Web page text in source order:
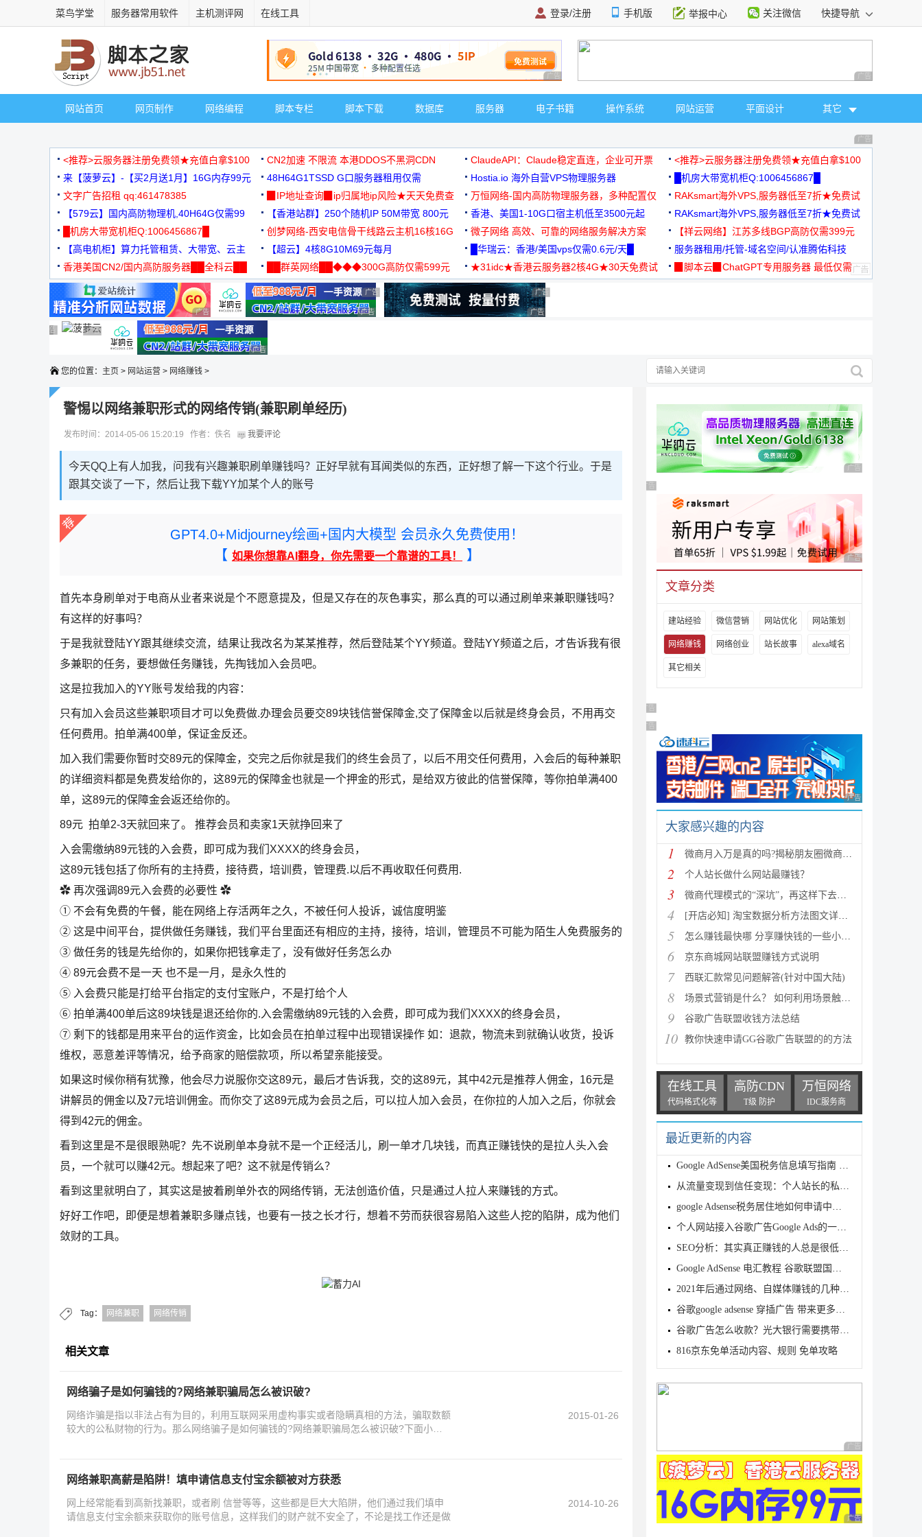
菜鸟学堂 服务器常用软件 主机测评网 在线工具 登录/注册 手机版 举报中心 关注微信 快捷导航
广告 商业广告，理性选择 广告 商业广告，理
网站首页 网页制作 网络编程 脚本专栏 脚本下载 数据库 服务器 电子书籍 操作系统 网站运营 平面设计 其它
广告 商业广告，理
<推荐>云服务器注册免费领★充值白拿$100 CN2加速 不限流 本港DDOS不黑洞CDN ClaudeAPI：Claude稳定直连，企业可开票
<推荐>云服务器注册免费领★充值白拿$100
来【菠萝云】-【买2月送1月】16G内存99元
48H64G1TSSD G口服务器租用仅需
3000+可免费测试
Hostia.io 海外自营VPS物理服务器
█机房大带宽机柜Q:1006456867█
文字广告招租 qq:461478385
▉IP地址查询▉ip归属地ip风险★天天免费查
万恒网络-国内高防物理服务器，多种配置仅
99元/月起
RAKsmart海外VPS,服务器低至7折★免费试
用★
【579云】国内高防物理机,40H64G仅需99
元
【香港站群】250个随机IP 50M带宽 800元 香港、美国1-10G口宿主机低至3500元起
RAKsmart海外VPS,服务器低至7折★免费试
用★
█机房大带宽机柜Q:1006456867█
创梦网络-西安电信骨干线路云主机16核16G
88元/月
微子网络 高效、可靠的网络服务解决方案
【祥云网络】江苏多线BGP高防仅需399元
【高电机柜】算力托管租赁、大带宽、云主
机
【超云】4核8G10M69元每月 █华瑞云：香港/美国vps仅需0.6元/天█
服务器租用/托管-域名空间/认准腾佑科技
香港美国CN2/国内高防服务器██全科云██
██群英网络██◆◆◆300G高防仅需599元
◆◆◆
★31idc★香港云服务器2核4G★30天免费试
用◆
▉脚本云▉ChatGPT专用服务器 最低仅需
广告 商业广告，理性选择 广告 商业广告，理性选择
广告 商业广告，理性选择
广告 商业广告，理性选择
广告 商业广告，理性选择
广告 商业广告，理性选择
广告 商业广告，理性选择
广告 商业广告，理性选择广告 商业广告，理性选择
广告 商业广告，理性选择
您的位置： 主页 > 网站运营 > 网络赚钱 >
警惕以网络兼职形式的网络传销(兼职刷单经历)
发布时间：2014-05-06 15:20:19 作者：佚名 我要评论
今天QQ上有人加我，问我有兴趣兼职刷单赚钱吗？正好早就有耳闻类似的东西，正好想了解一下这个行业。于是
跟其交谈了一下，然后让我下载YY加某个人的账号
GPT4.0+Midjourney绘画+国内大模型 会员永久免费使用！
【 如果你想靠AI翻身，你先需要一个靠谱的工具！ 】
首先本身刷单对于电商从业者来说是个不愿意提及，但是又存在的灰色事实，那么真的可以通过刷单来兼职赚钱吗？
有这样的好事吗？
于是我就登陆YY跟其继续交流，结果让我改名为某某推荐，然后登陆某个YY频道。登陆YY频道之后，才告诉我有很
多兼职的任务，要想做任务赚钱，先掏钱加入会员吧。
这是拉我加入的YY账号发给我的内容：
只有加入会员这些兼职项目才可以免费做.办理会员要交89块钱信誉保障金,交了保障金以后就是终身会员，不用再交
任何费用。拍单满400单，保证金反还。
加入我们需要你暂时交89元的保障金，交完之后你就是我们的终生会员了，以后不用交任何费用，入会后的每种兼职
的详细资料都是免费发给你的，这89元的保障金也就是一个押金的形式，是给双方彼此的信誉保障，等你拍单满400
单，这89元的保障金会返还给你的。
89元 拍单2-3天就回来了。 推荐会员和卖家1天就挣回来了
入会需缴纳89元钱的入会费，即可成为我们XXXX的终身会员，
这89元钱包括了你所有的主持费，接待费，培训费，管理费.以后不再收取任何费用.
✿ 再次强调89元入会费的必要性 ✿
① 不会有免费的午餐，能在网络上存活两年之久，不被任何人投诉，诚信度明鉴
② 这是中间平台，提供做任务赚钱，我们平台里面还有相应的主持，接待，培训，管理员不可能为陌生人免费服务的
③ 做任务的钱是先给你的，如果你把钱拿走了，没有做好任务怎么办
④ 89元会费不是一天 也不是一月，是永久性的
⑤ 入会费只能是打给平台指定的支付宝账户，不是打给个人
⑥ 拍单满400单后这89块钱是退还给你的.入会需缴纳89元钱的入会费，即可成为我们XXXX的终身会员，
⑦ 剩下的钱都是用来平台的运作资金，比如会员在拍单过程中出现错误操作 如：退款，物流未到就确认收货，投诉
维权，恶意差评等情况，给予商家的赔偿款项，所以希望亲能接受。
如果这时候你稍有犹豫，他会尽力说服你交这89元，最后才告诉我，交的这89元，其中42元是推荐人佣金，16元是
讲解员的佣金以及7元培训佣金。而你交了这89元成为会员之后，可以拉人加入会员，在你拉的人加入之后，你就会
得到42元的佣金。
看到这里是不是很眼熟呢？先不说刷单本身就不是一个正经活儿，刷一单才几块钱，而真正赚钱快的是拉人头入会
员，一个就可以赚42元。想起来了吧？这不就是传销么？
看到这里就明白了，其实这是披着刷单外衣的网络传销，无法创造价值，只是通过人拉人来赚钱的方式。
好好工作吧，即便是想着兼职多赚点钱，也要有一技之长才行，想着不劳而获很容易陷入这些人挖的陷阱，成为他们
敛财的工具。
Tag： 网络兼职 网络传销
相关文章
网络骗子是如何骗钱的?网络兼职骗局怎么被识破?
网络诈骗是指以非法占有为目的，利用互联网采用虚构事实或者隐瞒真相的方法，骗取数额
较大的公私财物的行为。那么网络骗子是如何骗钱的?网络兼职骗局怎么被识破?下面小编
2015-01-26
网络兼职高薪是陷阱！填申请信息支付宝余额被对方获悉
网上经常能看到高新找兼职，或者刷 信誉等等，这些都是巨大大陷阱，他们通过我们填申
请信息支付宝余额来获取你的账号信息，这样我们的财产就不安全了，不论是找工作还是做
2014-10-26
广告 商业广告，理性
广告 商业广告，理性选择
广告 商业广告，理性
文章分类
建站经验 微信营销 网站优化 网站策划
网络赚钱 网络创业 站长故事 alexa域名
其它相关
广告 商业广告，理性选择
广告 商业广告，理性选择
广告 商业广告，理性
大家感兴趣的内容
1 微商月入万是真的吗?揭秘朋友圈微商是如何月入上万的
2 个人站长做什么网站最赚钱？
3 微商代理模式的“深坑”，再这样下去都得死！
4 [开店必知] 淘宝数据分析方法图文详细讲解
5 怎么赚钱最快哪 分享赚快钱的一些小方法
6 京东商城网站联盟赚钱方式说明
7 西联汇款常见问题解答(针对中国大陆)
8 场景式营销是什么？ 如何利用场景触发消费者购物欲
9 谷歌广告联盟收钱方法总结
10 教你快速申请GG谷歌广告联盟的的方法
在线工具
代码格式化等
高防CDN
T级 防护
万恒网络
IDC服务商
最近更新的内容
Google AdSense美国税务信息填写指南 W-8BEN表单如何
从流量变现到信任变现：个人站长的私域运营方法论
google Adsense税务居住地如何申请中国税收居民身份证
个人网站接入谷歌广告Google Ads的一点心得
SEO分析：其实真正赚钱的人总是很低调的
Google AdSense 电汇教程 谷歌联盟国内电汇收款教程（
2021年后通过网络、自媒体赚钱的几种方法
谷歌google adsense 穿插广告 带来更多收入
谷歌广告怎么收款？光大银行需要携带资料到柜台办理
816京东免单活动内容、规则 免单攻略
广告 商业广告，理性
广告 商业广告，理性